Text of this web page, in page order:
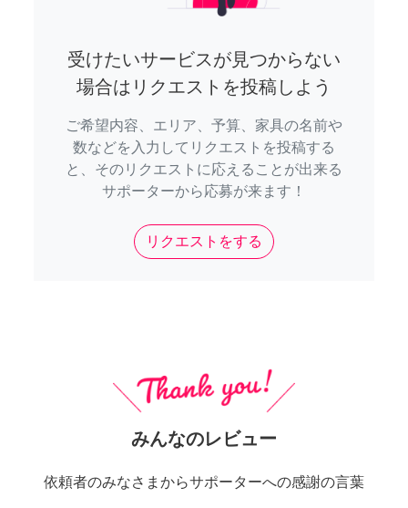
受けたいサービスが見つからない
場合はリクエストを投稿しよう
ご希望内容、エリア、予算、家具の名前や
数などを入力してリクエストを投稿する
と、そのリクエストに応えることが出来る
サポーターから応募が来ます！
リクエストをする
みんなのレビュー
依頼者のみなさまからサポーターへの感謝の言葉